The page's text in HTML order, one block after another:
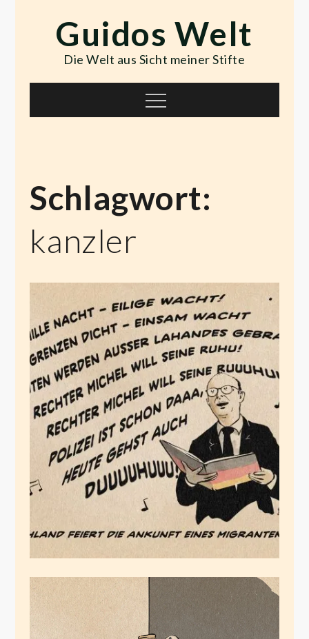
contentGuidos Welt
Die Welt aus Sicht meiner Stifte
Menu
Schlagwort:
kanzler
Scheinheiligland
Dezember 23, 2025